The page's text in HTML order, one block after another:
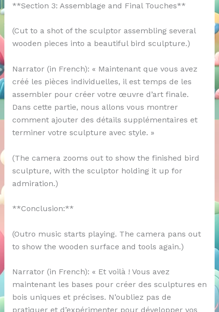
**Section 3: Assemblage and Final Touches**
(Cut to a shot of the sculptor assembling several
wooden pieces into a beautiful bird sculpture.)
Narrator (in French): « Maintenant que vous avez
créé les pièces individuelles, il est temps de les
assembler pour créer votre œuvre d’art finale.
Dans cette partie, nous allons vous montrer
comment ajouter des détails supplémentaires et
terminer votre sculpture avec style. »
(The camera zooms out to show the finished bird
sculpture, with the sculptor holding it up for
admiration.)
**Conclusion:**
(Outro music starts playing. The camera pans out
to show the wooden surface and tools again.)
Narrator (in French): « Et voilà ! Vous avez
maintenant les bases pour créer des sculptures en
bois uniques et précises. N’oubliez pas de
pratiquer et d’expérimenter pour développer vos